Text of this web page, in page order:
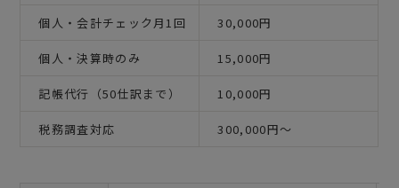
個人・会計チェック月1回 30,000円
個人・決算時のみ 15,000円
記帳代行（50仕訳まで） 10,000円
税務調査対応 300,000円〜